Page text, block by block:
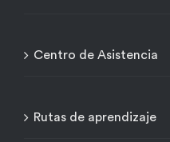
Centro de Asistencia
Rutas de aprendizaje